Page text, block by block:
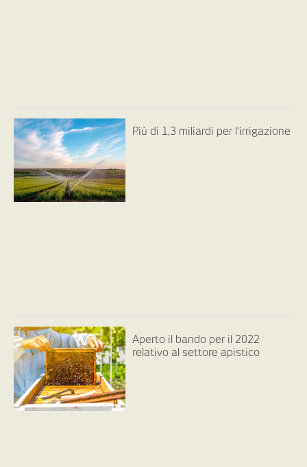
Più di 1,3 miliardi per l’irrigazione
Aperto il bando per il 2022
relativo al settore apistico